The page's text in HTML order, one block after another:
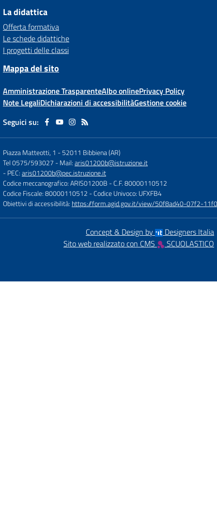
La didattica
Offerta formativa
Le schede didattiche
I progetti delle classi
Mappa del sito
Amministrazione TrasparenteAlbo onlinePrivacy Policy
Note LegaliDichiarazioni di accessibilitàGestione cookie
Seguici su:
Piazza Matteotti, 1 -52011 Bibbiena (AR)
Tel 0575/593027 - Mail:aris01200b@istruzione.it
- PEC:aris01200b@pec.istruzione.it
Codice meccanografico: ARIS01200B - C.F. 80000110512
Codice Fiscale: 80000110512 - Codice Univoco: UFXFB4
Obiettivi di accessibilità: https://form.agid.gov.it/view/50f8ad40-07f2-
Concept & Design by
Designers Italia
Sito web realizzato con CMS
SCUOLASTICO